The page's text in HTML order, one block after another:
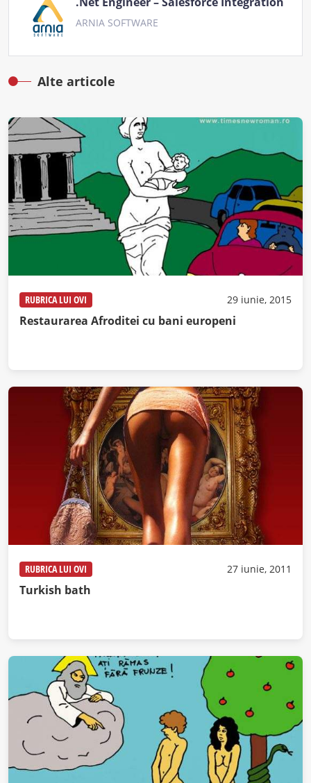
ARNIA SOFTWARE
Alte articole
RUBRICA LUI OVI 29 iunie, 2015
Restaurarea Afroditei cu bani europeni
RUBRICA LUI OVI 27 iunie, 2011
Turkish bath